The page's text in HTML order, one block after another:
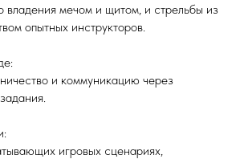
владения мечом и щитом, и стрельбы из
опытных инструкторов.
и коммуникацию через
игровых сценариях,